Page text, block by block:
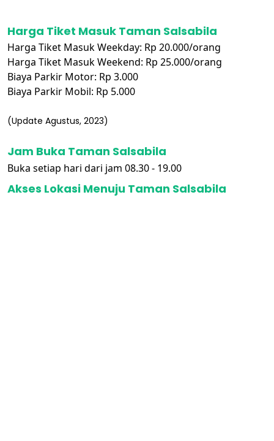
Harga Tiket Masuk Taman Salsabila
Harga Tiket Masuk Weekday: Rp 20.000/orang
Harga Tiket Masuk Weekend: Rp 25.000/orang
Biaya Parkir Motor: Rp 3.000
Biaya Parkir Mobil: Rp 5.000
(Update Agustus, 2023)
Jam Buka Taman Salsabila
Buka setiap hari dari jam 08.30 - 19.00
Akses Lokasi Menuju Taman Salsabila